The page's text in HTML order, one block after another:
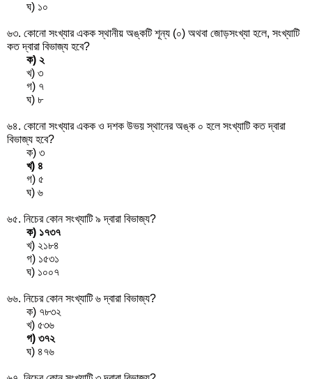
ঘ) ১০
৬৩. কোনো সংখ্যার একক স্থানীয় অঙ্কটি শূন্য (০) অথবা জোড়সংখ্যা হলে, সংখ্যাটি
কত দ্বারা বিভাজ্য হবে?
ক) ২
খ) ৩
গ) ৭
ঘ) ৮
৬৪. কোনো সংখ্যার একক ও দশক উভয় স্থানের অঙ্ক ০ হলে সংখ্যাটি কত দ্বারা
বিভাজ্য হবে?
ক) ৩
খ) ৪
গ) ৫
ঘ) ৬
৬৫. নিচের কোন সংখ্যাটি ৯ দ্বারা বিভাজ্য?
ক) ১৭৩৭
খ) ২১৮৪
গ) ১৫৩১
ঘ) ১০০৭
৬৬. নিচের কোন সংখ্যাটি ৬ দ্বারা বিভাজ্য?
ক) ৭৮৩২
খ) ৫৩৬
গ) ৩৭২
ঘ) ৪৭৬